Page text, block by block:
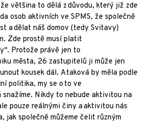
většina to dělá z důvodu, který již zde
osob aktivních ve SPMS, že společně
a dělat náš domov (tedy Svitavy)
Zde prostě musí platit
Protože právě jen to
města, 26 zastupitelů ji může jen
kousek dál. A taková by měla podle
politika, my se o to ve
snažíme. Nikdy to nebude aktivitou na
pouze reálnými činy a aktivitou nás
jak společně můžeme čelit různým